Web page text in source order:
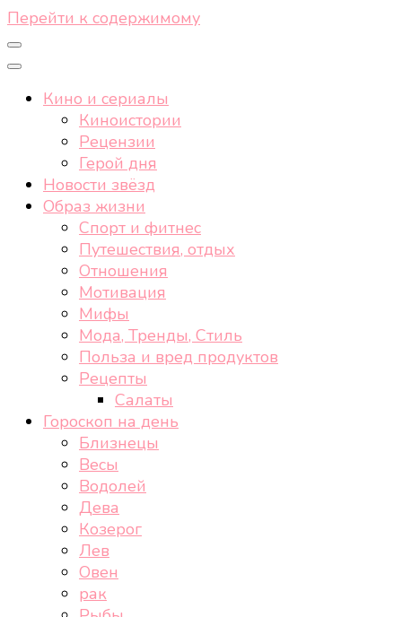
Перейти к содержимому
Кино и сериалы
Киноистории
Рецензии
Герой дня
Новости звёзд
Образ жизни
Спорт и фитнес
Путешествия, отдых
Отношения
Мотивация
Мифы
Мода, Тренды, Стиль
Польза и вред продуктов
Рецепты
Салаты
Гороскоп на день
Близнецы
Весы
Водолей
Дева
Козерог
Лев
Овен
рак